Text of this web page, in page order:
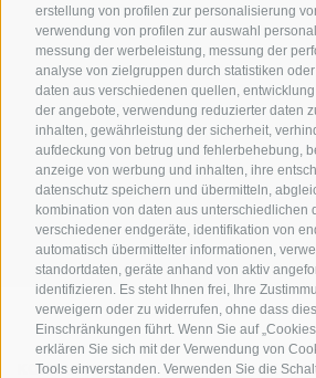
erstellung von profilen zur personalisierung
verwendung von profilen zur auswahl
messung der werbeleistung, messung der
analyse von zielgruppen durch statistiken
daten aus verschiedenen quellen,
der angebote, verwendung reduzierter daten
inhalten, gewährleistung der sicherheit,
aufdeckung von betrug und fehlerbehebung,
anzeige von werbung und inhalten, ihre
datenschutz speichern und übermitteln,
kombination von daten aus unterschiedlichen
verschiedener endgeräte, identifikation von
automatisch übermittelter informationen,
standortdaten, geräte anhand von aktiv
identifizieren. Es steht Ihnen frei, Ihre
verweigern oder zu widerrufen, ohne dass
Einschränkungen führt. Wenn Sie auf
erklären Sie sich mit der Verwendung von
Tools einverstanden. Verwenden Sie die
AMT FÜR DEN NATIONALPARK
SOCIAL-MEDIA-RICHTLINIEN | IMPRESSUM |
PRIVACY | Cookie Präferenzen
KONTAKTE